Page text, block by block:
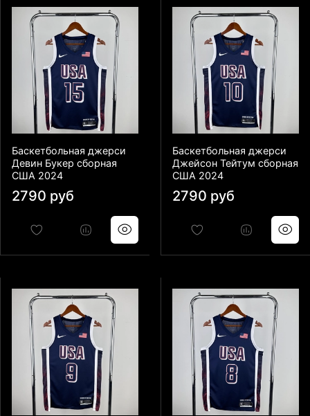
Баскетбольная джерси
Девин Букер сборная
США 2024
2790 руб
Баскетбольная джерси
Джейсон Тейтум сборная
США 2024
2790 руб